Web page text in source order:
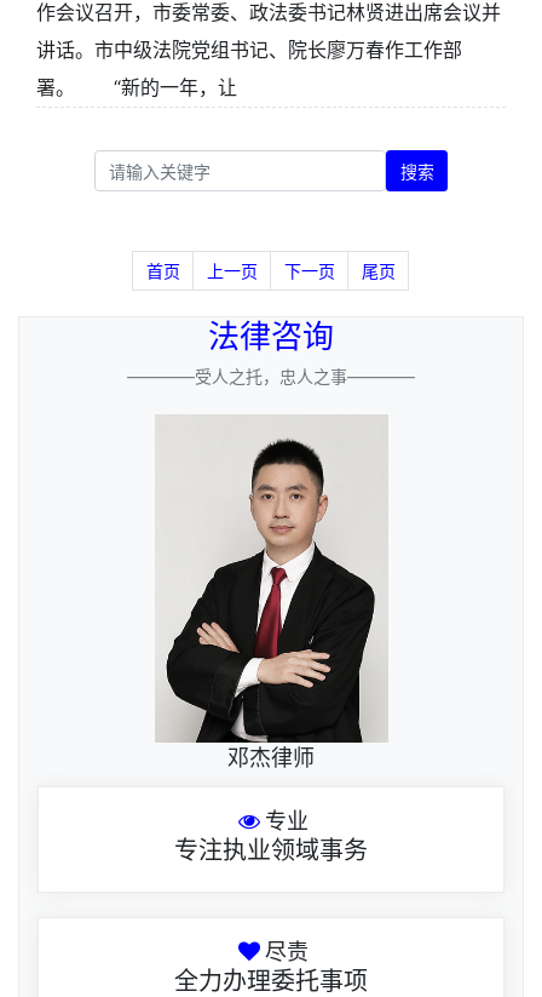
作会议召开，市委常委、政法委书记林贤进出席会议并
讲话。市中级法院党组书记、院长廖万春作工作部
署。 “新的一年，让
搜索
首页 上一页 下一页 尾页
法律咨询
————受人之托，忠人之事————
邓杰律师
专业
专注执业领域事务
尽责
全力办理委托事项